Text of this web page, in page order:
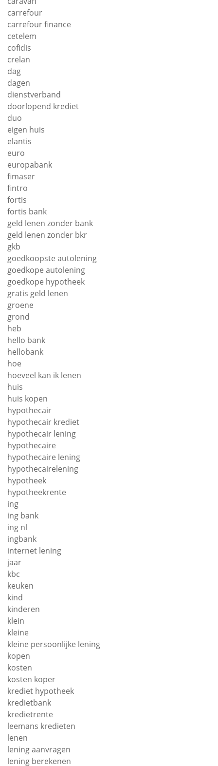
carrefour
carrefour finance
cetelem
cofidis
crelan
dag
dagen
dienstverband
doorlopend krediet
duo
eigen huis
elantis
euro
europabank
fimaser
fintro
fortis
fortis bank
geld lenen zonder bank
geld lenen zonder bkr
gkb
goedkoopste autolening
goedkope autolening
goedkope hypotheek
gratis geld lenen
groene
grond
heb
hello bank
hellobank
hoe
hoeveel kan ik lenen
huis
huis kopen
hypothecair
hypothecair krediet
hypothecair lening
hypothecaire
hypothecaire lening
hypothecairelening
hypotheek
hypotheekrente
ing
ing bank
ing nl
ingbank
internet lening
jaar
kbc
keuken
kind
kinderen
klein
kleine
kleine persoonlijke lening
kopen
kosten
kosten koper
krediet hypotheek
kredietbank
kredietrente
leemans kredieten
lenen
lening aanvragen
lening berekenen